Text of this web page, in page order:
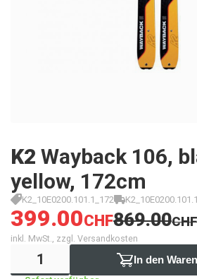
K2 Wayback 106,
yellow, 172cm
K2_10E0200.101.1_172
399.00CHF869.00CHF
inkl. MwSt., zzgl. Versandkosten
In den